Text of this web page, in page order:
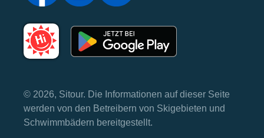
© 2026, Sitour. Die Informationen auf dieser Seite
werden von den Betreibern von Skigebieten und
Schwimmbädern bereitgestellt.